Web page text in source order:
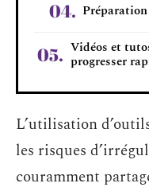
Vidéos et
progresser
L’utilisation
les risques
couramment